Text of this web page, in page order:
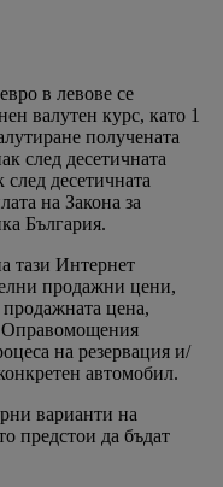
в левове се
валутен курс, като 1
получената
след десетичната
след десетичната
на Закона за
България.
тази Интернет
продажни цени,
цена,
Оправомощения
на резервация и/
автомобил.
варианти на
предстои да бъдат